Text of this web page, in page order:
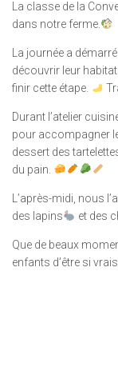
La classe de la
dans notre ferme.
La journée a
découvrir leur
finir cette étape.
Durant l’atelier
pour accompagner
dessert des
du pain.
L’après-midi, nous
des lapins
et des
Que de beaux
enfants d’être si